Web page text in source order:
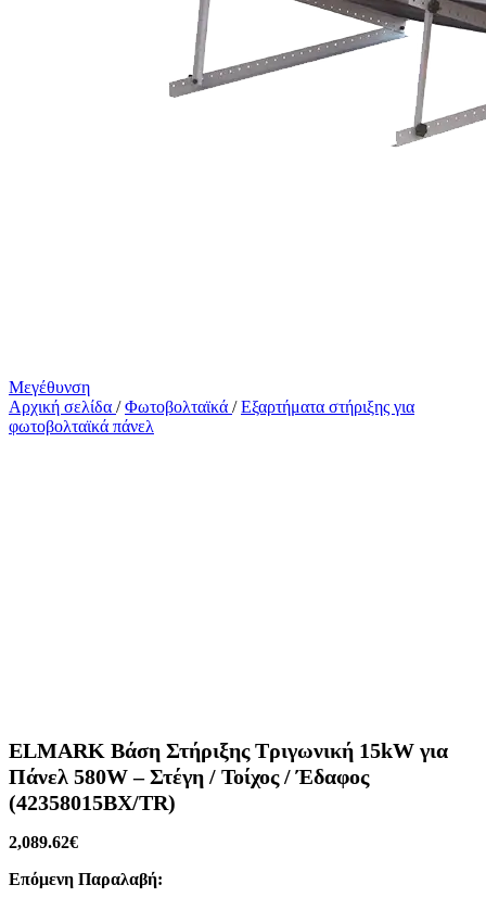
Μεγέθυνση
Αρχική σελίδα / Φωτοβολταϊκά / Εξαρτήματα στήριξης για
φωτοβολταϊκά πάνελ
ELMARK Βάση Στήριξης Τριγωνική 15kW για
Πάνελ 580W – Στέγη / Τοίχος / Έδαφος
(42358015BX/TR)
2,089.62€
Επόμενη Παραλαβή: